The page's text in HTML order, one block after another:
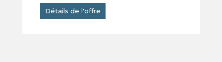
Détails de l'offre